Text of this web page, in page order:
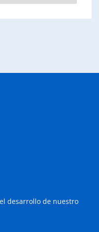
desarrollo de nuestro